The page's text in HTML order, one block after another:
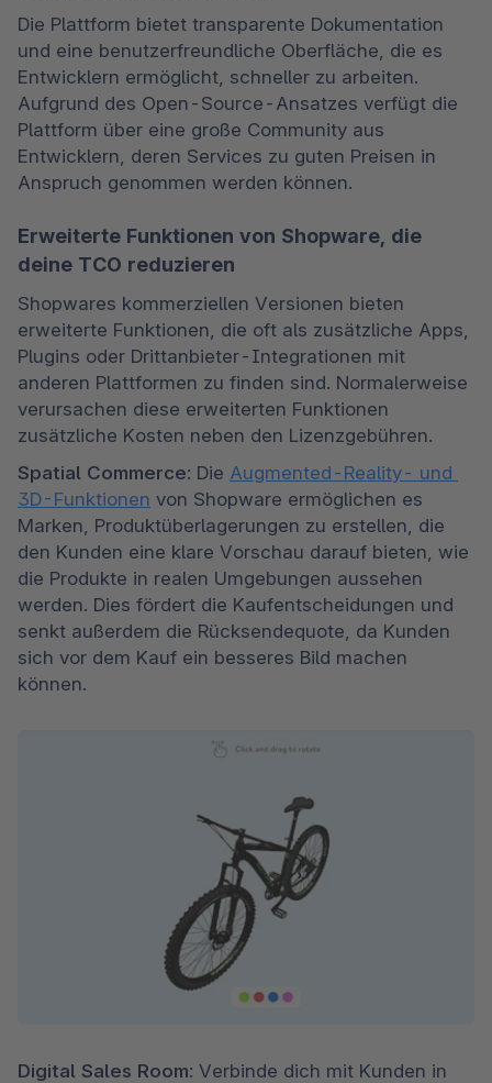
Die Plattform bietet transparente Dokumentation
und eine benutzerfreundliche Oberfläche, die es
Entwicklern ermöglicht, schneller zu arbeiten.
Aufgrund des Open-Source-Ansatzes verfügt die
Plattform über eine große Community aus
Entwicklern, deren Services zu guten Preisen in
Anspruch genommen werden können.
Erweiterte Funktionen von Shopware, die
deine TCO reduzieren
Shopwares kommerziellen Versionen bieten
erweiterte Funktionen, die oft als zusätzliche Apps,
Plugins oder Drittanbieter-Integrationen mit
anderen Plattformen zu finden sind. Normalerweise
verursachen diese erweiterten Funktionen
zusätzliche Kosten neben den Lizenzgebühren.
Spatial Commerce: Die Augmented-Reality- und
3D-Funktionen von Shopware ermöglichen es
Marken, Produktüberlagerungen zu erstellen, die
den Kunden eine klare Vorschau darauf bieten, wie
die Produkte in realen Umgebungen aussehen
werden. Dies fördert die Kaufentscheidungen und
senkt außerdem die Rücksendequote, da Kunden
sich vor dem Kauf ein besseres Bild machen
können.
Digital Sales Room: Verbinde dich mit Kunden in